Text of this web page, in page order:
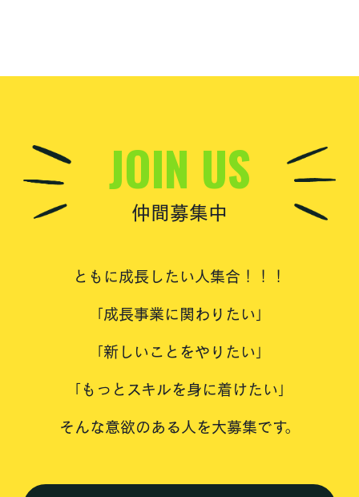
JOIN US
仲間募集中
ともに成長したい人集合！！！
「成長事業に関わりたい」
「新しいことをやりたい」
「もっとスキルを身に着けたい」
そんな意欲のある人を大募集です。